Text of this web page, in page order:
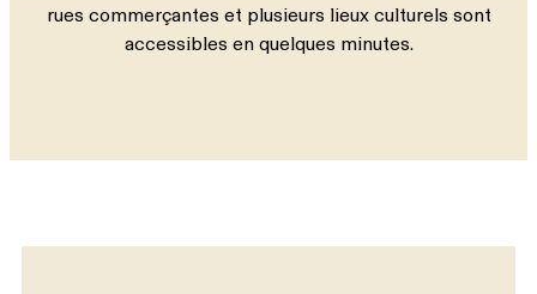
rues commerçantes et plusieurs lieux culturels sont
accessibles en quelques minutes.